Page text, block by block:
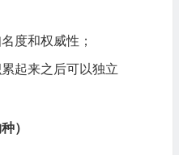
度和权威性；
起来之后可以独立
）